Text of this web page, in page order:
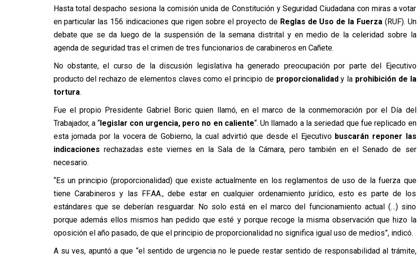
Hasta total despacho sesiona la comisión unida de Constitución y Seguridad Ciudadana con miras a votar
en particular las 156 indicaciones que rigen sobre el proyecto de Reglas de Uso de la Fuerza(RUF). Un
debate que se da luego de la suspensión de la semana distrital y en medio de la celeridad sobre la
agenda de seguridad tras el crimen de tres funcionarios de carabineros en Cañete.
No obstante, el curso de la discusión legislativa ha generado preocupación por parte del Ejecutivo
producto del rechazo de elementos claves como el principio de proporcionalidady la prohibición de la
tortura.
Fue el propio Presidente Gabriel Boric quien llamó, en el marco de la conmemoración por el Día del
Trabajador, a “legislar con urgencia, pero no en caliente“. Un llamado a la seriedad que fue replicado en
esta jornada por la vocera de Gobierno, la cual advirtió que desde el Ejecutivo buscarán reponer las
indicaciones rechazadas este viernes en la Sala de la Cámara, pero también en el Senado de ser
necesario.
“Es un principio (proporcionalidad) que existe actualmente en los reglamentos de uso de la fuerza que
tiene Carabineros y las FF.AA., debe estar en cualquier ordenamiento jurídico, esto es parte de los
estándares que se deberían resguardar. No solo está en el marco del funcionamiento actual (…) sino
porque además ellos mismos han pedido que esté y porque recoge la misma observación que hizo la
oposición el año pasado, de que el principio de proporcionalidad no significa igual uso de medios”, indicó.
A su ves, apuntó a que “el sentido de urgencia no le puede restar sentido de responsabilidad al trámite,